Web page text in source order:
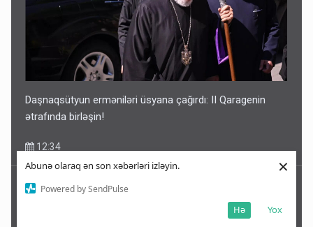
Abunə olaraq ən son xəbərləri izləyin.
Powered by SendPulse
Yox
Hə
×
Daşnaqsütyun erməniləri üsyana çağırdı: II Qaragenin
ətrafında birləşin!
12:34